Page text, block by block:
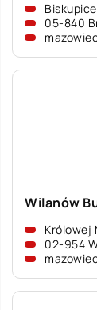
05-840
Wilanów
Królowej
02-954